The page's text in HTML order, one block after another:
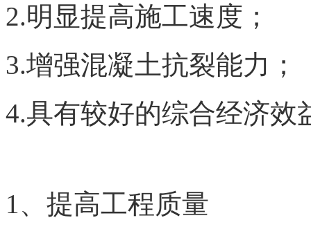
2.明显提高施工速度；
3.增强混凝土抗裂能力；
4.具有较好的综合经济效
1、提高工程质量